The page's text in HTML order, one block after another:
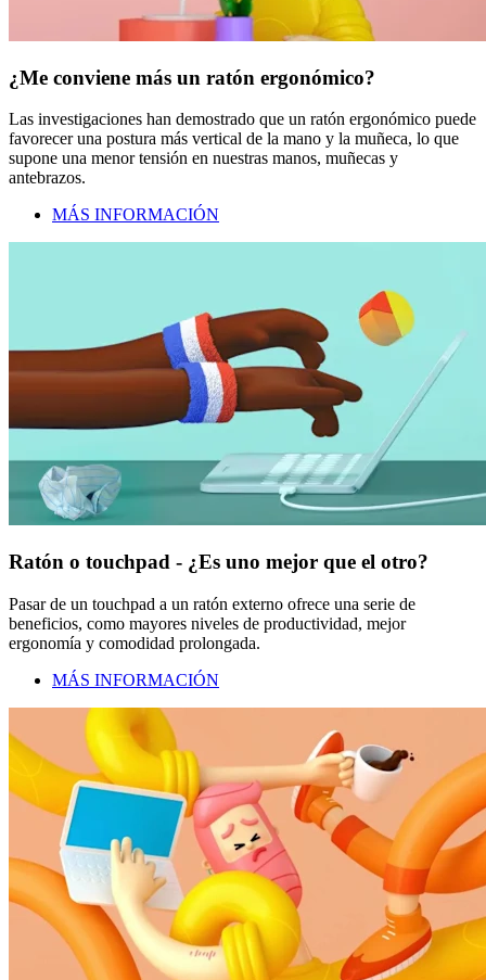
¿Me conviene más un ratón ergonómico?
Las investigaciones han demostrado que un ratón ergonómico puede
favorecer una postura más vertical de la mano y la muñeca, lo que
supone una menor tensión en nuestras manos, muñecas y
antebrazos.
MÁS INFORMACIÓN
Ratón o touchpad - ¿Es uno mejor que el otro?
Pasar de un touchpad a un ratón externo ofrece una serie de
beneficios, como mayores niveles de productividad, mejor
ergonomía y comodidad prolongada.
MÁS INFORMACIÓN